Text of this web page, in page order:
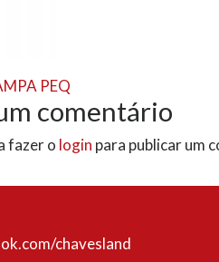
PEQ
comentário
fazer o login para publicar um
chavesland